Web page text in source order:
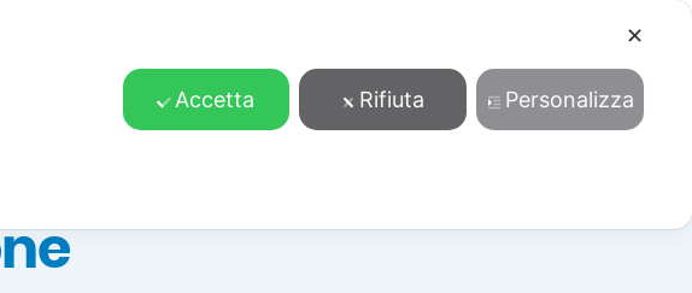
Download Cosa facciamo Contatti Accedi/Registrati
✕
Accetta Rifiuta Personalizza